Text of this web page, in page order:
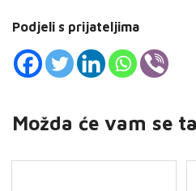
Podjeli s prijateljima
Možda će vam se